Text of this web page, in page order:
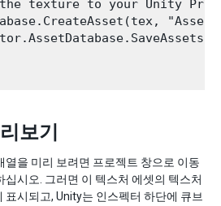
texture to your Unity
보기
열을 미리 보려면 프로젝트 창으로 이동
시오. 그러면 이 텍스처 에셋의 텍스처
표시되고, Unity는 인스펙터 하단에 큐브